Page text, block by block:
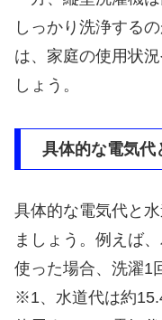
しっかり洗浄する
は、家庭の使用状
しょう。
具体的な電気代
具体的な電気代と
ましょう。例えば
使った場合、洗濯1
※1、水道代は約